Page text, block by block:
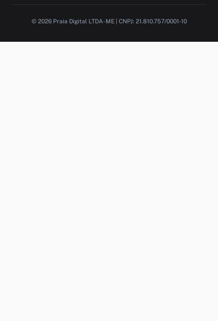
© 2026 Praia Digital LTDA-ME | CNPJ: 21.810.757/0001-10